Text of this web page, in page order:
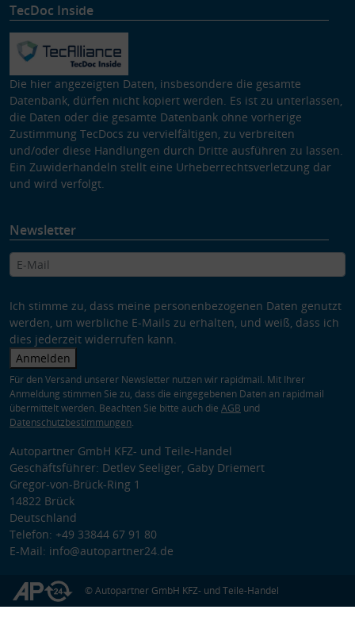
TecDoc Inside
Die hier angezeigten Daten, insbesondere die gesamte
Datenbank, dürfen nicht kopiert werden. Es ist zu unterlassen,
die Daten oder die gesamte Datenbank ohne vorherige
Zustimmung TecDocs zu vervielfältigen, zu verbreiten
und/oder diese Handlungen durch Dritte ausführen zu lassen.
Ein Zuwiderhandeln stellt eine Urheberrechtsverletzung dar
und wird verfolgt.
Newsletter
Ich stimme zu, dass meine personenbezogenen Daten genutzt
werden, um werbliche E-Mails zu erhalten, und weiß, dass ich
dies jederzeit widerrufen kann.
Anmelden
Für den Versand unserer Newsletter nutzen wir rapidmail. Mit Ihrer
Anmeldung stimmen Sie zu, dass die eingegebenen Daten an rapidmail
übermittelt werden. Beachten Sie bitte auch die AGB und
Datenschutzbestimmungen.
Autopartner GmbH KFZ- und Teile-Handel
Geschäftsführer: Detlev Seeliger, Gaby Driemert
Gregor-von-Brück-Ring 1
14822 Brück
Deutschland
Telefon: +49 33844 67 91 80
E-Mail: info@autopartner24.de
© Autopartner GmbH KFZ- und Teile-Handel